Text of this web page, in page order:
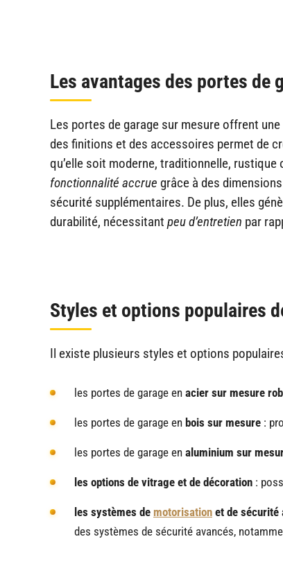
Les avantages des portes de
Les portes de garage sur mesure offrent
des finitions et des accessoires permet de
qu’elle soit moderne, traditionnelle,
fonctionnalité accrue grâce à des
sécurité supplémentaires. De plus, elles
durabilité, nécessitant peu d’entretien par
Styles et options populaires
Il existe plusieurs styles et options
les portes de garage en acier sur mesure
les portes de garage en bois sur mesure :
les portes de garage en aluminium sur
les options de vitrage et de décoration :
les systèmes de motorisation et de sécurité
des systèmes de sécurité avancés,